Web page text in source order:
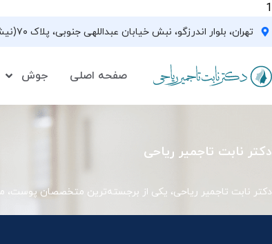
1
تهران، بلوار اندرزگو، نبش خیابان عبداللهی جنوبی، پلاک ۷۰(نیش شیرینی فروشی نیشکر)، واحد ۳۳ ، طبقه ۵
صفحه اصلی جوش
دکتر نابت تاجمیر ریاحی
دکتر نابت تاجمیر ریاحی، یکی از برجسته‌ترین متخصصان پوست،